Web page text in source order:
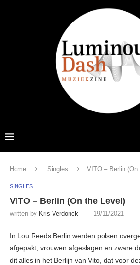
Home Singles VITO – Berlin (On
SINGLES
VITO – Berlin (On the Level)
written by Kris Verdonck 19/11/2021
In Lou Reeds Berlin werden polsen
afgepakt, vrouwen afgeslagen en zware
dit alles in het Berlijn van Vito, dat voor